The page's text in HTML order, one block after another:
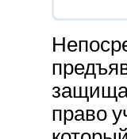
право